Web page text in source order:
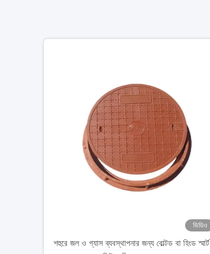
ভিডিও
শহুরে জল ও গ্যাস ব্যবস্থাপনার জন্য বোল্টড বা হিংড স্মার্ট